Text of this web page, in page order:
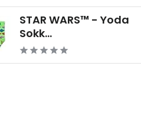
STAR WARS™ - Yoda
Sokk...